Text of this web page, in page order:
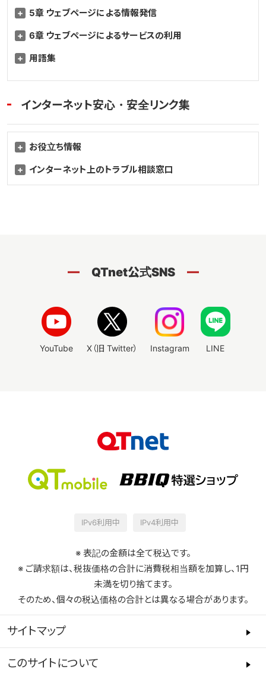
5章 ウェブページによる情報発信
6章 ウェブページによるサービスの利用
用語集
インターネット安心・安全リンク集
お役立ち情報
インターネット上のトラブル相談窓口
QTnet公式SNS
YouTube X（旧 Twitter） Instagram LINE
IPv6利用中 IPv4利用中
※ 表記の金額は全て税込です。
※ ご請求額は、税抜価格の合計に消費税相当額を加算し、1円
未満を切り捨てます。
そのため、個々の税込価格の合計とは異なる場合があります。
サイトマップ
このサイトについて